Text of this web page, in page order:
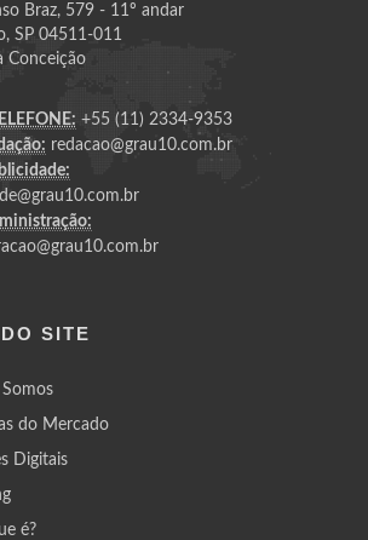
Braz, 579 - 11º andar
SP 04511-011
Conceição
+55 (11) 2334-9353
redacao@grau10.com.br
SITE
do Mercado
Digitais
é?